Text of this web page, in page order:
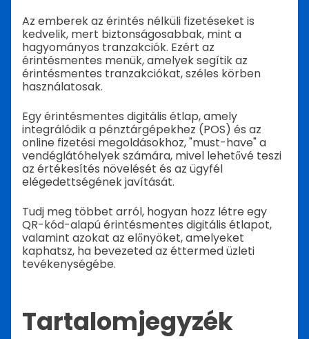
Az emberek az érintés nélküli fizetéseket is
kedvelik, mert biztonságosabbak, mint a
hagyományos tranzakciók. Ezért az
érintésmentes menük, amelyek segítik az
érintésmentes tranzakciókat, széles körben
használatosak.
Egy érintésmentes digitális étlap, amely
integrálódik a pénztárgépekhez (POS) és az
online fizetési megoldásokhoz, "must-have" a
vendéglátóhelyek számára, mivel lehetővé teszi
az értékesítés növelését és az ügyfél
elégedettségének javítását.
Tudj meg többet arról, hogyan hozz létre egy
QR-kód-alapú érintésmentes digitális étlapot,
valamint azokat az előnyöket, amelyeket
kaphatsz, ha bevezeted az éttermed üzleti
tevékenységébe.
Tartalomjegyzék